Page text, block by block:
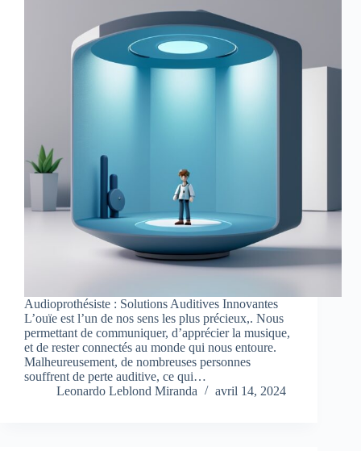
Audioprothésiste : Solutions Auditives Innovantes
L’ouïe est l’un de nos sens les plus précieux,. Nous
permettant de communiquer, d’apprécier la musique,
et de rester connectés au monde qui nous entoure.
Malheureusement, de nombreuses personnes
souffrent de perte auditive, ce qui…
Leonardo Leblond Miranda
avril 14, 2024